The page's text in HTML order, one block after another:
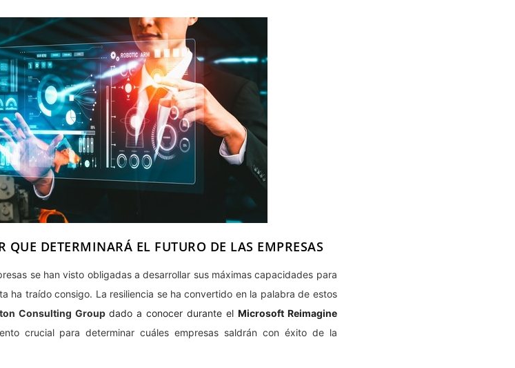
DETERMINARÁ EL FUTURO DE LAS EMPRESAS
se han visto obligadas a desarrollar sus máximas capacidades para
ha traído consigo. La resiliencia se ha convertido en la palabra de estos
Consulting Group dado a conocer durante el Microsoft Reimagine
crucial para determinar cuáles empresas saldrán con éxito de la